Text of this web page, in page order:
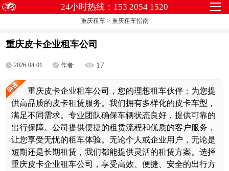
24小时热线：153 2054 1520
重庆租车> 重庆租车指南
重庆皮卡企业租车公司
2026-04-01 作者: 17
重庆皮卡企业租车公司，您的理想租车伙伴：为您提
供高品质的皮卡租赁服务。我们拥有多样化的皮卡车型，
满足不同需求。专业团队确保车辆状态良好，提供可靠的
出行保障。公司提供便捷的租赁流程和优质的客户服务，
让您享受无忧的租车体验。无论个人或企业用户，无论是
短期还是长期租赁，我们都能提供灵活的租赁方案。选择
重庆皮卡企业租车公司，享受高效、便捷、安全的出行方